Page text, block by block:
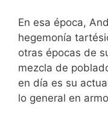
En esa época,
hegemonía
otras épocas de
mezcla de
en día es su
lo general en